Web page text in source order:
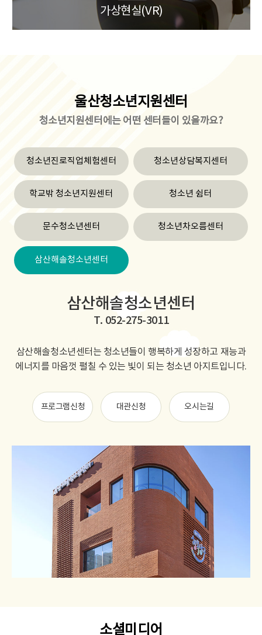
가상현실(VR)
울산청소년지원센터
청소년지원센터에는 어떤 센터들이 있을까요?
청소년진로직업체험센터 청소년상담복지센터
학교밖 청소년지원센터 청소년 쉼터
문수청소년센터 청소년차오름센터
삼산해솔청소년센터
삼산해솔청소년센터
T. 052-275-3011
삼산해솔청소년센터는 청소년들이 행복하게 성장하고 재능과
에너지를 마음껏 펼칠 수 있는 빛이 되는 청소년 아지트입니다.
프로그램신청 대관신청 오시는길
소셜미디어